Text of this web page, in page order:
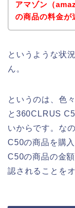
アマゾン（
の商品の料金が
というような状
ん。
というのは、色
と360CLRUS
いからです。な
C50の商品を購
C50の商品の金
認されることを